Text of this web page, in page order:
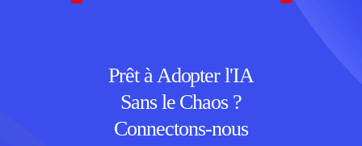
Prêt à Adopter l'IA
Sans le Chaos ?
Connectons-nous